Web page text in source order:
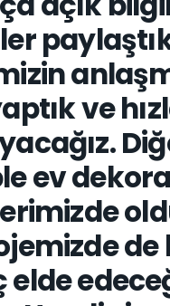
ve
ev
de
elde